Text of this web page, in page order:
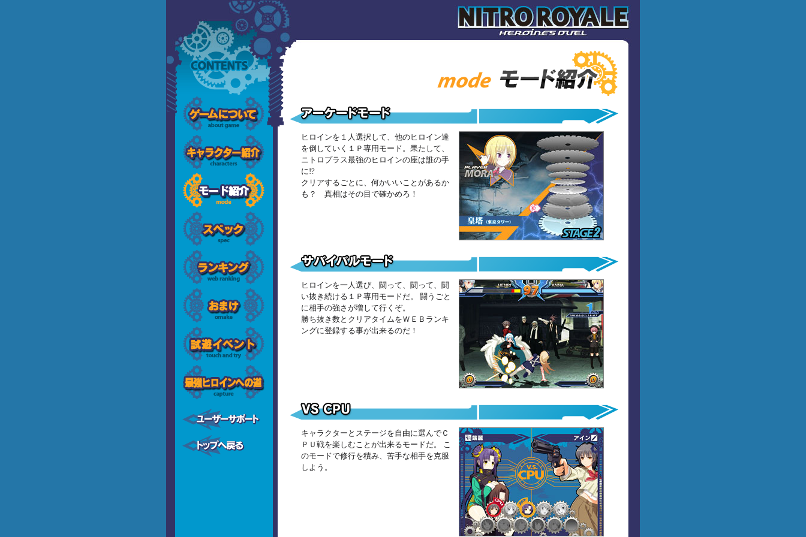
ヒロインを１人選択して、他のヒロイン達
を倒していく１Ｐ専用モード。果たして、
ニトロプラス最強のヒロインの座は誰の手
に!?
クリアするごとに、何かいいことがあるか
も？ 真相はその目で確かめろ！
ヒロインを一人選び、闘って、闘って、闘
い抜き続ける１Ｐ専用モードだ。 闘うごと
に相手の強さが増して行くぞ。
勝ち抜き数とクリアタイムをＷＥＢランキ
ングに登録する事が出来るのだ！
キャラクターとステージを自由に選んでＣ
ＰＵ戦を楽しむことが出来るモードだ。 こ
のモードで修行を積み、苦手な相手を克服
しよう。